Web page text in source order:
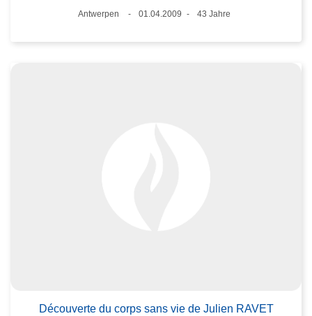
Standort
Antwerpen
01.04.2009
43 Jahre
Découverte du corps sans vie de Julien RAVET